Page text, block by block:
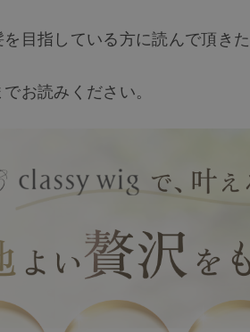
目指している方に読んで頂き
お読みください。